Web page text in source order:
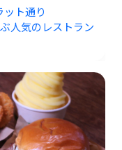
ト通り
人気のレストラン